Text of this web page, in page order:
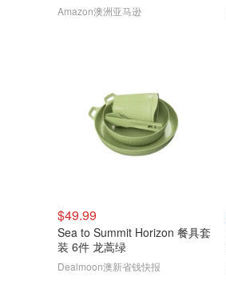
Amazon澳洲亚马逊
$49.99
Sea to Summit Horizon 餐具套
装 6件 龙蒿绿
Dealmoon澳新省钱快报